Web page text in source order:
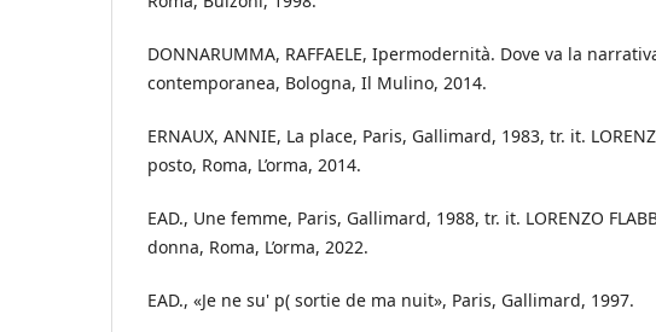
DONNARUMMA, RAFFAELE, Ipermodernità. Dove va la
contemporanea, Bologna, Il Mulino, 2014.
ERNAUX, ANNIE, La place, Paris, Gallimard, 1983, tr. it.
posto, Roma, L’orma, 2014.
EAD., Une femme, Paris, Gallimard, 1988, tr. it. LORENZO
donna, Roma, L’orma, 2022.
EAD., «Je ne su' p( sortie de ma nuit», Paris, Gallimard, 1997.